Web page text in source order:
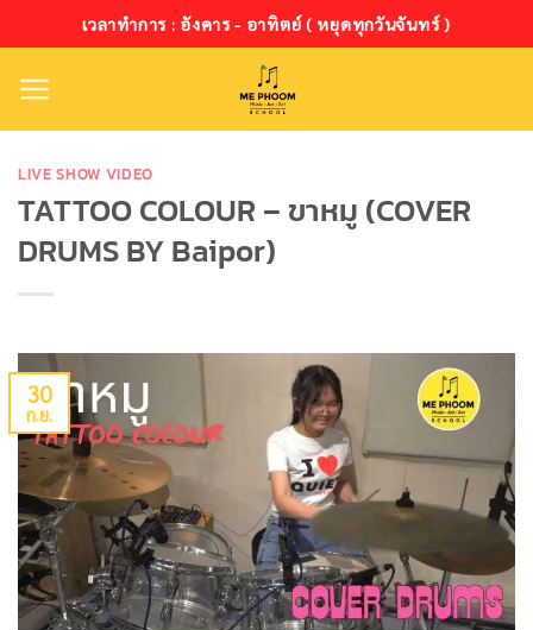
ไป
เนื้อหา
เวลาทำการ : อังคาร - อาทิตย์ ( หยุดทุกวันจันทร์ )
LIVE SHOW VIDEO
TATTOO COLOUR – ขาหมู (COVER
DRUMS BY Baipor)
30
ก.ย.